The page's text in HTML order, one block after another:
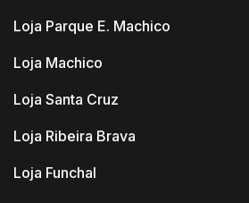
Loja Parque E. Machico
Loja Machico
Loja Santa Cruz
Loja Ribeira Brava
Loja Funchal